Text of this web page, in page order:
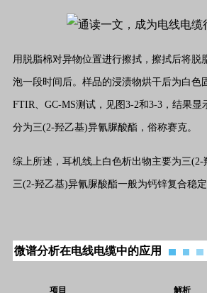
用脱脂棉对异物位置进行擦拭，擦拭后将脱
泡一段时间后。样品的浸渍物烘干后为白色
FTIR、GC-MS测试，见图3-2和3-3，结果
分为三(2-羟乙基)异氰脲酸酯，俗称赛克。
综上所述，耳机线上白色析出物主要为三(2-
三(2-羟乙基)异氰脲酸酯一般为钙锌复合稳定
微谱分析在电线电缆中的应用
项目 解析